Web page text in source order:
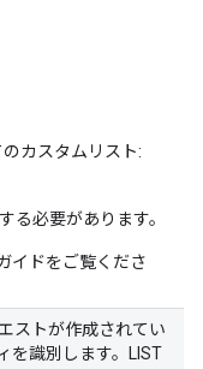
カスタムリスト:
る必要があります。
イドをご覧くださ
ストが作成されてい
を識別します。LIST